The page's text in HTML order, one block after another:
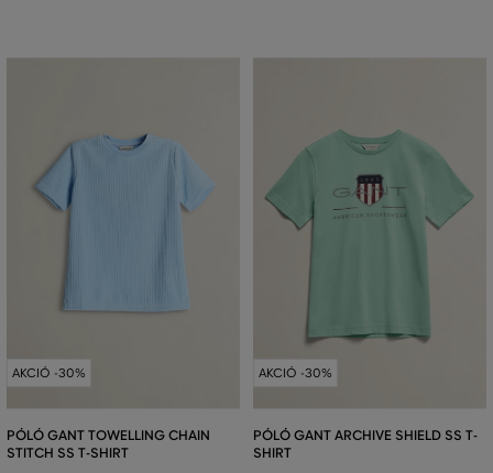
AKCIÓ -30%
PÓLÓ GANT TOWELLING CHAIN
STITCH SS T-SHIRT
AKCIÓ -30%
PÓLÓ GANT ARCHIVE SHIELD SS T-
SHIRT